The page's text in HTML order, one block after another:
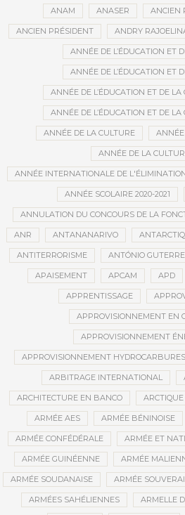
ANAM ANASER ANCIEN
ANCIEN PRÉSIDENT ANDRY
ANNÉE DE L’ÉDUCATION ET
ANNÉE DE L’ÉDUCATION ET
ANNÉE DE L’ÉDUCATION ET DE LA
ANNÉE DE L’ÉDUCATION ET DE LA
ANNÉE DE LA CULTURE ANNÉE
ANNÉE DE LA
ANNÉE INTERNATIONALE DE
ANNÉE SCOLAIRE 2020-2021
ANNULATION DU CONCOURS DE LA
ANR ANTANANARIVO
ANTITERRORISME ANTÓNIO
APAISEMENT APCAM APD
APPRENTISSAGE
APPROVISIONNEMENT EN
APPROVISIONNEMENT
APPROVISIONNEMENT
ARBITRAGE INTERNATIONAL
ARCHITECTURE EN BANCO ARCTIQUE
ARMÉE AES ARMÉE BÉNINOISE
ARMÉE CONFÉDÉRALE ARMÉE ET
ARMÉE GUINÉENNE ARMÉE
ARMÉE SOUDANAISE ARMÉE
ARMÉES SAHÉLIENNES ARMELLE